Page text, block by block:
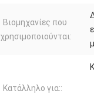
Βιομηχανίες που
χρησιμοποιούνται:
Κατάλληλο για::